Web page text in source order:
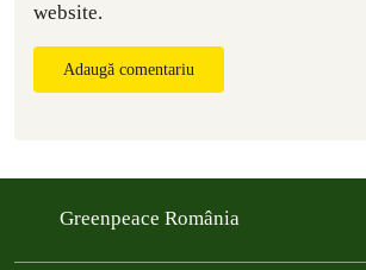
website.
Adaugă comentariu
Greenpeace România